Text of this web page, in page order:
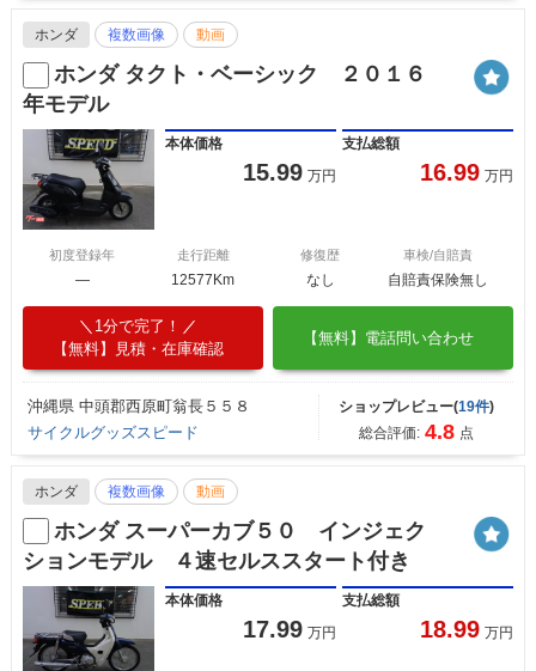
ホンダ 複数画像 動画
ホンダ タクト・ベーシック ２０１６
年モデル
本体価格
15.99 万円
支払総額
16.99 万円
初度登録年
―
走行距離
12577Km
修復歴
なし
車検/自賠責
自賠責保険無し
1分で完了！
【無料】見積・在庫確認
【無料】電話問い合わせ
沖縄県 中頭郡西原町翁長５５８
サイクルグッズスピード
ショップレビュー(19件)
総合評価: 4.8 点
ホンダ 複数画像 動画
ホンダ スーパーカブ５０ インジェク
ションモデル ４速セルススタート付き
本体価格
17.99 万円
支払総額
18.99 万円